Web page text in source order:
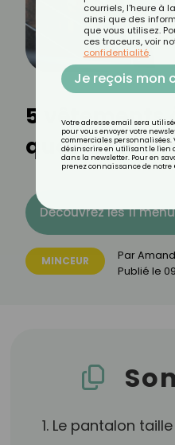
5 vêtements
quand on a
Découvrez les 11
MINCEUR Par
Publié le
1. Le pantalon
courriels, l'heure à
ainsi que des
que vous utilisez.
ces traceurs, voir
confidentialité.
Je reçois mon
Votre adresse email sera
pour vous envoyer votre
commerciales personnalisées.
désinscrire en utilisant le lien
dans la newsletter. Pour en
prenez connaissance de notre